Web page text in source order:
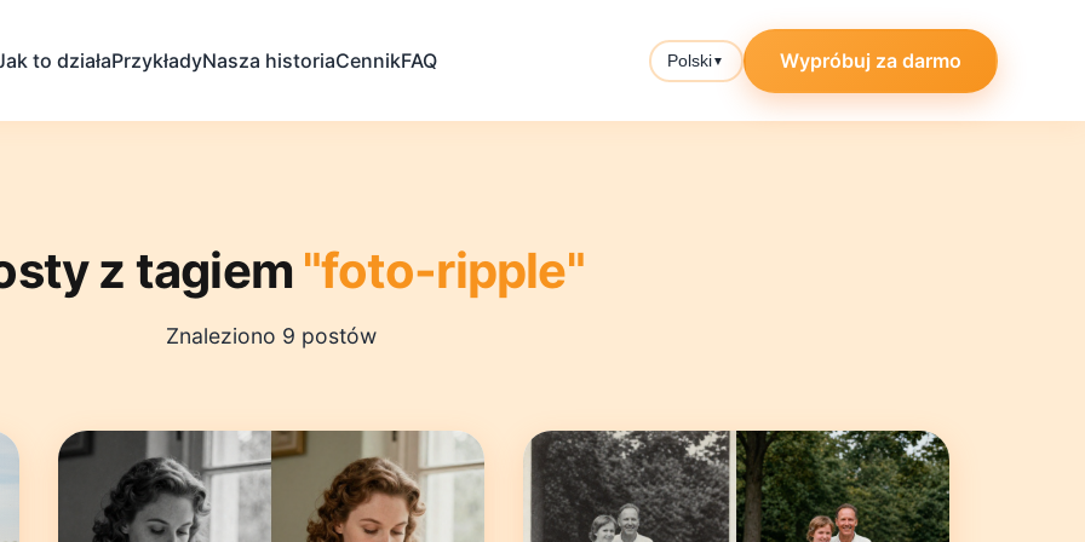
to działaPrzykładyNasza historiaCennikFAQ Polski▼ Wypróbuj za darmo
z tagiem "foto-ripple"
Znaleziono 9 postów